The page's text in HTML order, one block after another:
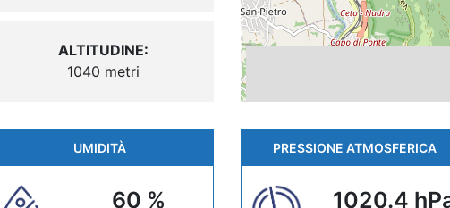
ALTITUDINE:
1040 metri
UMIDITÀ
60 %
PRESSIONE ATMOSFERICA
1020.4